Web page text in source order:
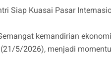
Siap Kuasai Pasar
kemandirian
5/2026), menjadi